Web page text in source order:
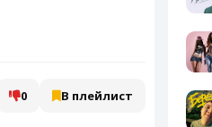
0 В плейлист